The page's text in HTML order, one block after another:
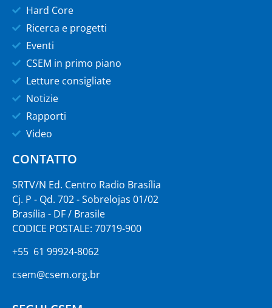
Hard Core
Ricerca e progetti
Eventi
CSEM in primo piano
Letture consigliate
Notizie
Rapporti
Video
CONTATTO
SRTV/N Ed. Centro Radio Brasília
Cj. P - Qd. 702 - Sobrelojas 01/02
Brasília - DF / Brasile
CODICE POSTALE: 70719-900
+55 61 99924-8062
csem@csem.org.br